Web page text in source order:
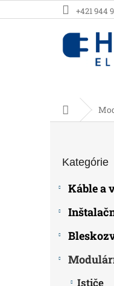
na
+421 944
Domov
kategórie
Kategórie
Káble a
Ističe